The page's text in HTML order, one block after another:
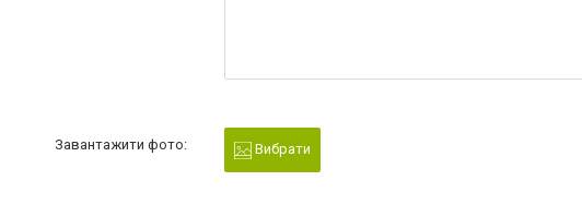
Завантажити фото: Вибрати